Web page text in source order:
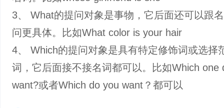
3、 What的提问对象是事物，它后面还可以跟
问更具体。比如What color is your hair
4、 Which的提问对象是具有特定修饰词或选择
词，它后面接不接名词都可以。比如Which one
want?或者Which do you want？都可以